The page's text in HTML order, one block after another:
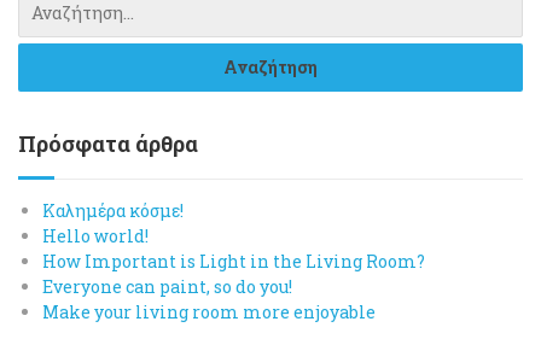
Πρόσφατα άρθρα
Καλημέρα κόσμε!
Hello world!
How Important is Light in the Living Room?
Everyone can paint, so do you!
Make your living room more enjoyable